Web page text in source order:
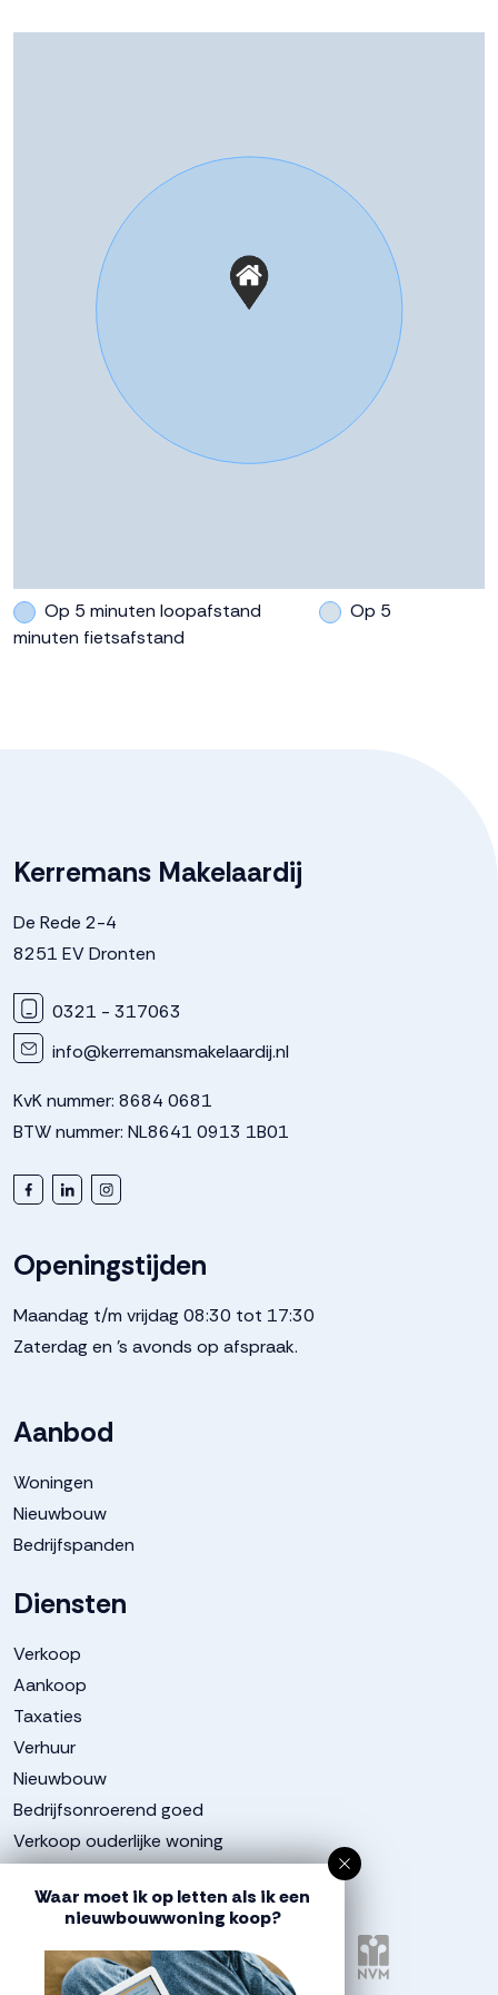
Deze informatie is door ons met de nodige
gevolgen daarvan. Alle opgegeven maten en
oppervlakten zijn indicatief.
Op 5 minuten loopafstand
Op 5
minuten fietsafstand
Kerremans Makelaardij
De Rede 2-4
8251 EV Dronten
0321 - 317063
info@kerremansmakelaardij.nl
KvK nummer: 8684 0681
BTW nummer: NL8641 0913 1B01
Openingstijden
Maandag t/m vrijdag 08:30 tot 17:30
Zaterdag en 's avonds op afspraak.
Aanbod
Woningen
Nieuwbouw
Bedrijfspanden
Diensten
Verkoop
Aankoop
Taxaties
Verhuur
Nieuwbouw
Bedrijfsonroerend goed
Verkoop ouderlijke woning
Aangesloten bij
Waar moet ik op letten als ik een
nieuwbouwwoning koop?